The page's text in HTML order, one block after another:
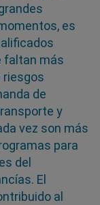
es
faltan más
riesgos
de
y
vez son más
para
del
El
al